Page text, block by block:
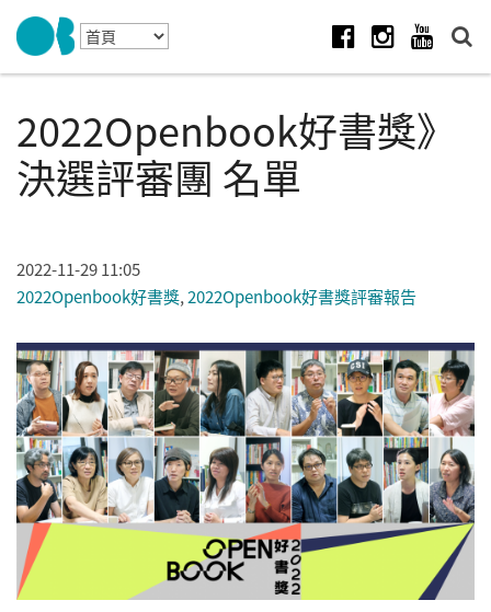
Skip to navigation
移至主內容
2022Openbook好書獎》
決選評審團 名單
2022-11-29 11:05
2022Openbook好書獎,2022Openbook好書獎評審報告